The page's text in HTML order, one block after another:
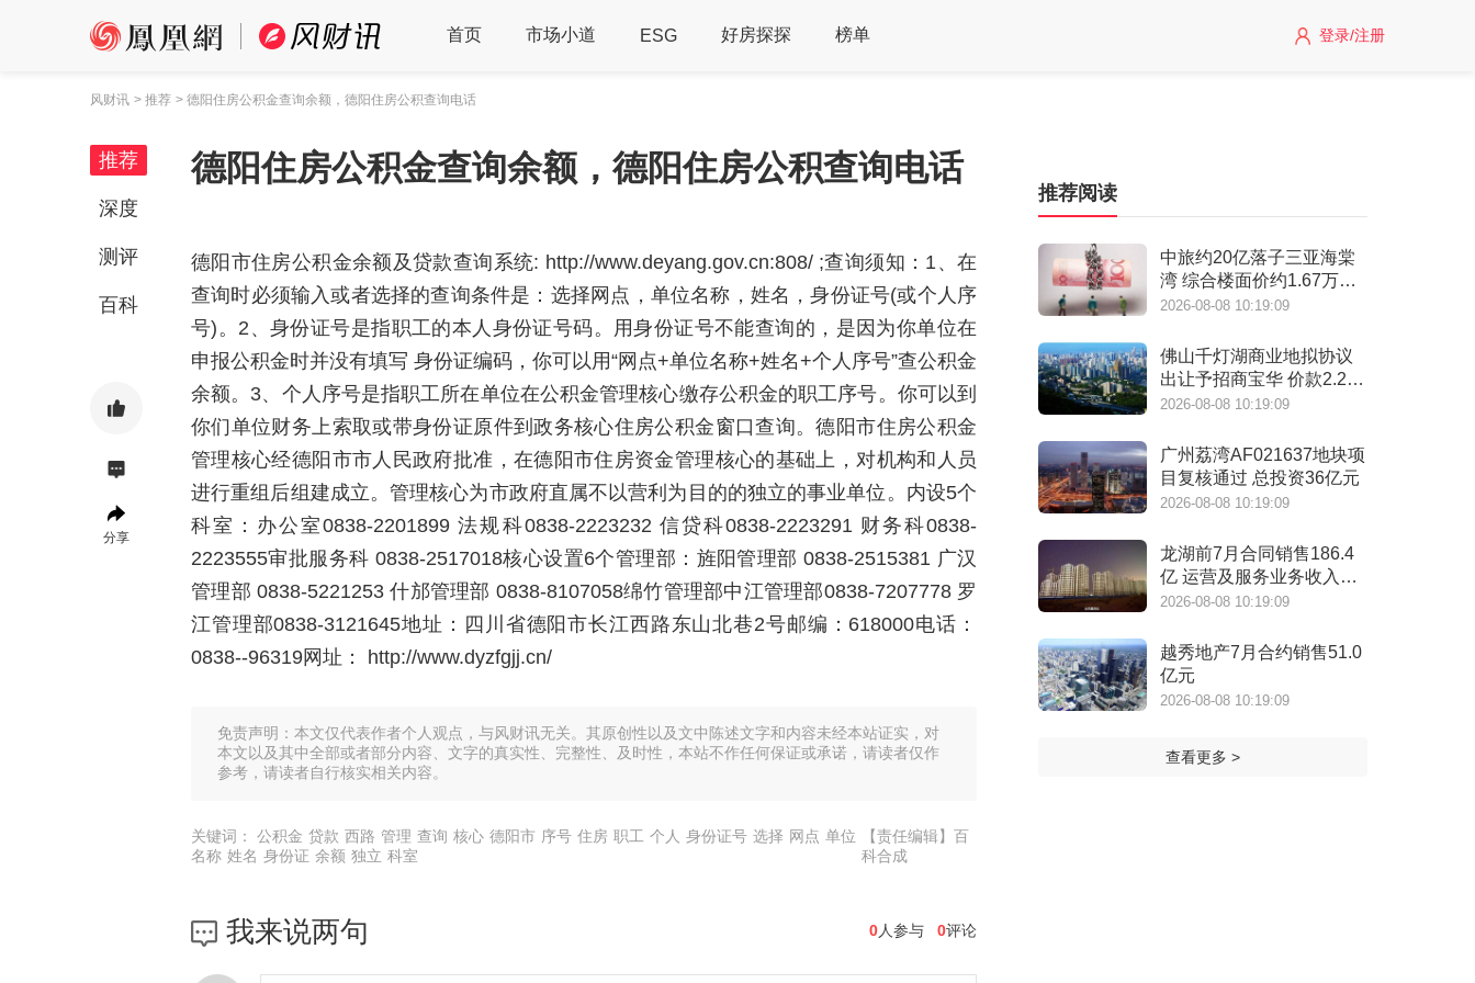
首页 市场小道 ESG 好房探探 榜单 登录/注册
风财讯 > 推荐 > 德阳住房公积金查询余额，德阳住房公积查询电话
推荐
深度
测评
百科
分享
德阳住房公积金查询余额，德阳住房公积查询电话
德阳市住房公积金余额及贷款查询系统: http://www.deyang.gov.cn:808/ ;查询须知：1、在
查询时必须输入或者选择的查询条件是：选择网点，单位名称，姓名，身份证号(或个人序
号)。2、身份证号是指职工的本人身份证号码。用身份证号不能查询的，是因为你单位在
申报公积金时并没有填写 身份证编码，你可以用“网点+单位名称+姓名+个人序号”查公积金
余额。3、个人序号是指职工所在单位在公积金管理核心缴存公积金的职工序号。你可以到
你们单位财务上索取或带身份证原件到政务核心住房公积金窗口查询。德阳市住房公积金
管理核心经德阳市市人民政府批准，在德阳市住房资金管理核心的基础上，对机构和人员
进行重组后组建成立。管理核心为市政府直属不以营利为目的的独立的事业单位。内设5个
科室：办公室0838-2201899 法规科0838-2223232 信贷科0838-2223291 财务科0838-
2223555审批服务科 0838-2517018核心设置6个管理部：旌阳管理部 0838-2515381 广汉
管理部 0838-5221253 什邡管理部 0838-8107058绵竹管理部中江管理部0838-7207778 罗
江管理部0838-3121645地址：四川省德阳市长江西路东山北巷2号邮编：618000电话：
0838--96319网址： http://www.dyzfgjj.cn/
免责声明：本文仅代表作者个人观点，与风财讯无关。其原创性以及文中陈述文字和内容未经本站证实，对
本文以及其中全部或者部分内容、文字的真实性、完整性、及时性，本站不作任何保证或承诺，请读者仅作
参考，请读者自行核实相关内容。
关键词： 公积金 贷款 西路 管理 查询 核心 德阳市 序号 住房 职工 个人 身份证号 选择 网点 单位
名称 姓名 身份证 余额 独立 科室
【责任编辑】百
科合成
我来说两句 0人参与 0评论
推荐阅读
中旅约20亿落子三亚海棠
湾 综合楼面价约1.67万元/
㎡
2026-08-08 10:19:09
佛山千灯湖商业地拟协议
出让予招商宝华 价款2.28
亿元
2026-08-08 10:19:09
广州荔湾AF021637地块项
目复核通过 总投资36亿元
2026-08-08 10:19:09
龙湖前7月合同销售186.4
亿 运营及服务业务收入
159.1亿元
2026-08-08 10:19:09
越秀地产7月合约销售51.0
亿元
2026-08-08 10:19:09
查看更多 >